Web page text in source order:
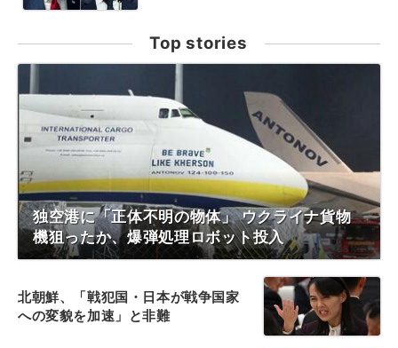
Top stories
独空港に「正体不明の物体」 ウクライナ貨物
機狙ったか、爆弾処理ロボット投入
北朝鮮、「戦犯国・日本が戦争国家
への変貌を加速」と非難